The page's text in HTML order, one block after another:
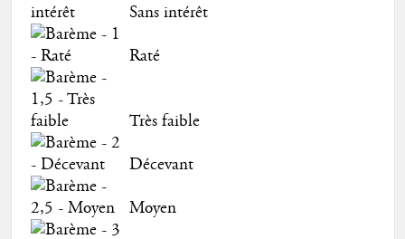
Sans intérêt
Raté
Très faible
Décevant
Moyen